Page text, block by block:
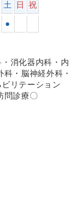
土 日 祝
●
・消化器内科・内
・脳神経外科・
リテーション
問診療〇